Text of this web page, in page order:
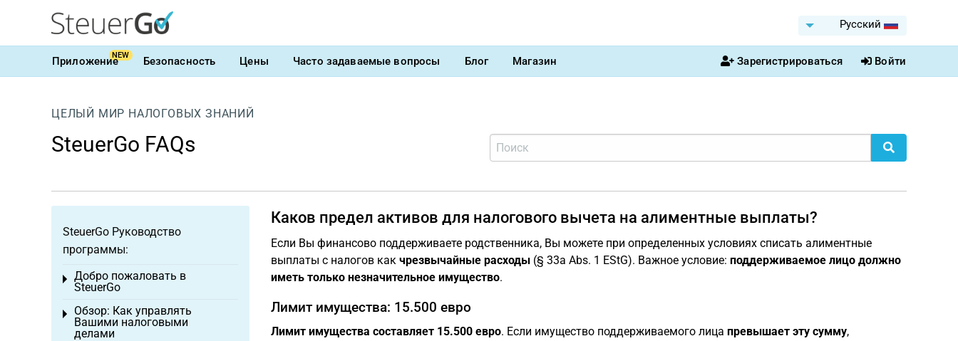
Pусский
ПриложениеNEW Безопасность Цены Часто задаваемые вопросы Блог Магазин Зарегистрироваться Войти
ЦЕЛЫЙ МИР НАЛОГОВЫХ ЗНАНИЙ
SteuerGo FAQs
Каков предел активов для налогового вычета на алиментные выплаты?
Если Вы финансово поддерживаете родственника, Вы можете при определенных условиях списать алиментные
выплаты с налогов как чрезвычайные расходы(§ 33a Abs. 1 EStG). Важное условие: поддерживаемое лицо должно
иметь только незначительное имущество.
Лимит имущества: 15.500 евро
Лимит имущества составляет 15.500 евро. Если имущество поддерживаемого лица превышает эту сумму,
SteuerGo Руководство
программы:
Добро пожаловать в
SteuerGo
Toggle menu
Обзор: Как управлять
Вашими налоговыми
делами
Toggle menu